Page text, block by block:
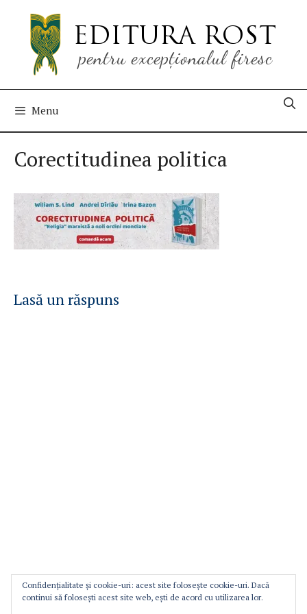
conținut
Menu
Corectitudinea politica
Lasă un răspuns
Confidențialitate și cookie-uri: acest site folosește cookie-uri. Dacă
continui să folosești acest site web, ești de acord cu utilizarea lor.